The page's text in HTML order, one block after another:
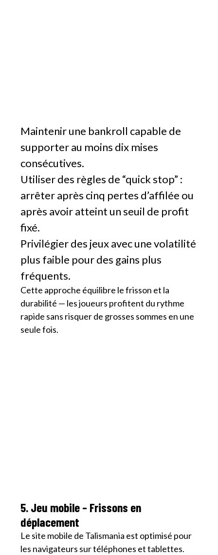
Maintenir une bankroll capable de
supporter au moins dix mises
consécutives.
Utiliser des règles de “quick stop” :
arrêter après cinq pertes d’affilée ou
après avoir atteint un seuil de profit
fixé.
Privilégier des jeux avec une volatilité
plus faible pour des gains plus
fréquents.
Cette approche équilibre le frisson et la
durabilité — les joueurs profitent du rythme
rapide sans risquer de grosses sommes en une
seule fois.
5. Jeu mobile – Frissons en
déplacement
Le site mobile de Talismania est optimisé pour
les navigateurs sur téléphones et tablettes.